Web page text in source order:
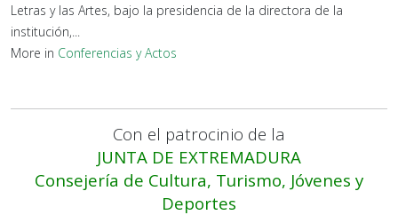
Letras y las Artes, bajo la presidencia de la directora de la
institución,...
More in Conferencias y Actos
Con el patrocinio de la
JUNTA DE EXTREMADURA
Consejería de Cultura, Turismo, Jóvenes y
Deportes